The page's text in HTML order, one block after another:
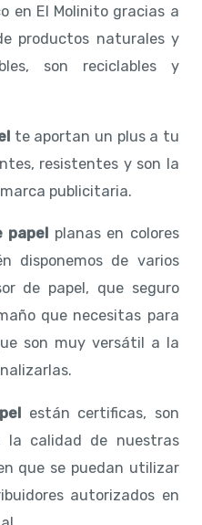
en El Molinito gracias a
productos naturales y
son reciclables y
te aportan un plus a tu
resistentes y son la
publicitaria.
papel planas en colores
disponemos de varios
de papel, que seguro
que necesitas para
son muy versátil a la
están certificas, son
la calidad de nuestras
que se puedan utilizar
autorizados en